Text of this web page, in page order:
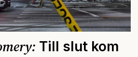
Till slut kom